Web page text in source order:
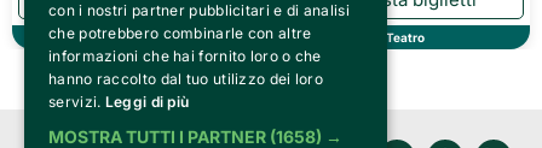
Teatro Teatro
con i nostri partner pubblicitari e di analisi
che potrebbero combinarle con altre
informazioni che hai fornito loro o che
hanno raccolto dal tuo utilizzo dei loro
servizi. Leggi di più
MOSTRA TUTTI I PARTNER (1658) →